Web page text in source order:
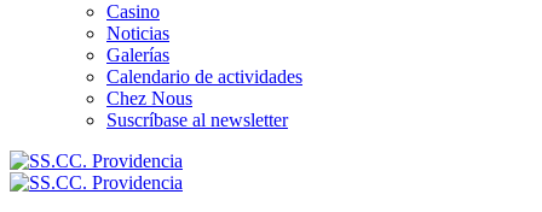
Casino
Noticias
Galerías
Calendario de actividades
Chez Nous
Suscríbase al newsletter